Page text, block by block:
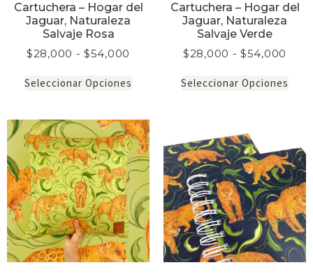
Cartuchera – Hogar del
Jaguar, Naturaleza
Salvaje Rosa
$28,000 - $54,000
Seleccionar Opciones
Cartuchera – Hogar del
Jaguar, Naturaleza
Salvaje Verde
$28,000 - $54,000
Seleccionar Opciones